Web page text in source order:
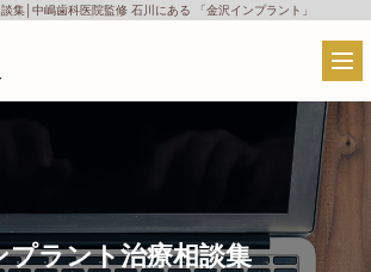
集│中嶋歯科医院監修 石川にある 「金沢インプラント」
プラント治療相談集